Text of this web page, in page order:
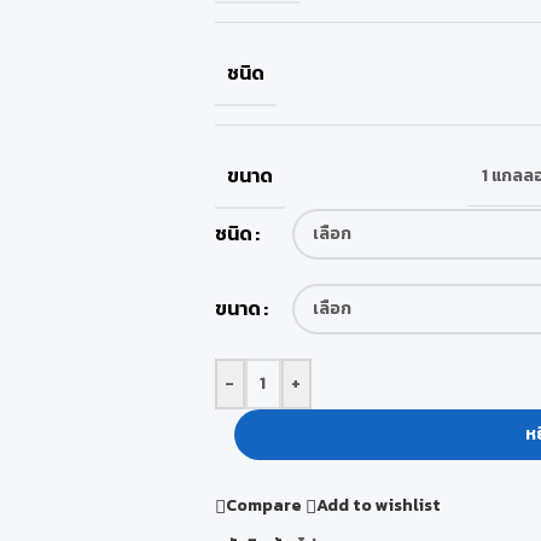
ชนิด
ขนาด 1 แกล
ชนิด
ขนาด
-
+
ห
Compare
Add to wishlist